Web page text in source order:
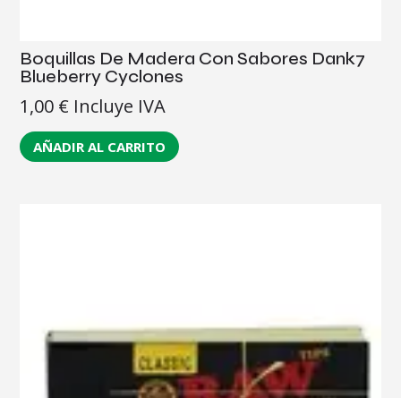
Boquillas De Madera Con Sabores Dank7
Blueberry Cyclones
1,00 € Incluye IVA
AÑADIR AL CARRITO